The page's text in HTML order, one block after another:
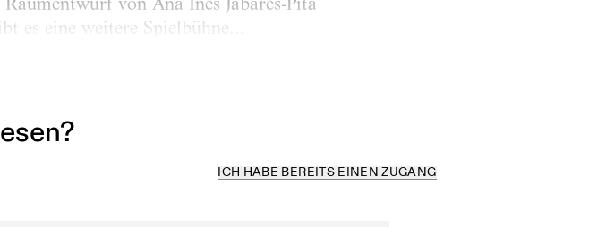
es eine weitere Spielbühne...
ICH HABE BEREITS EINEN ZUGANG